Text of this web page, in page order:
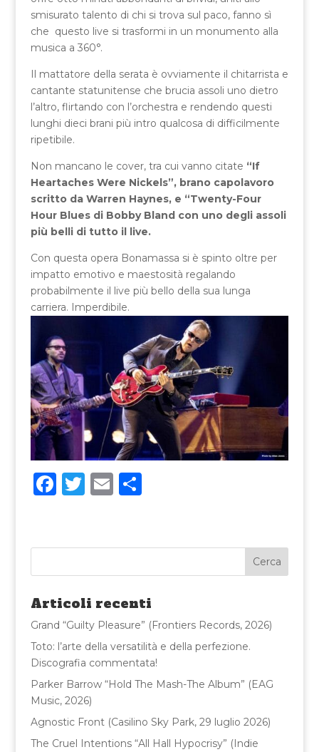
smisurato talento di chi si trova sul paco, fanno sì
che questo live si trasformi in un monumento alla
musica a 360°.
Il mattatore della serata è ovviamente il chitarrista e
cantante statunitense che brucia assoli uno dietro
l’altro, flirtando con l’orchestra e rendendo questi
lunghi dieci brani più intro qualcosa di difficilmente
ripetibile.
Non mancano le cover, tra cui vanno citate “If
Heartaches Were Nickels”, brano capolavoro
scritto da Warren Haynes, e “Twenty-Four
Hour Blues di Bobby Bland con uno degli assoli
più belli di tutto il live.
Con questa opera Bonamassa si è spinto oltre per
impatto emotivo e maestosità regalando
probabilmente il live più bello della sua lunga
carriera. Imperdibile.
F
e
b
o
o
k
T
te
r
E
l
C
di
vi
di
Articoli recenti
Grand “Guilty Pleasure” (Frontiers Records, 2026)
Toto: l’arte della versatilità e della perfezione.
Discografia commentata!
Parker Barrow “Hold The Mash-The Album” (EAG
Music, 2026)
Agnostic Front (Casilino Sky Park, 29 luglio 2026)
The Cruel Intentions “All Hall Hypocrisy” (Indie